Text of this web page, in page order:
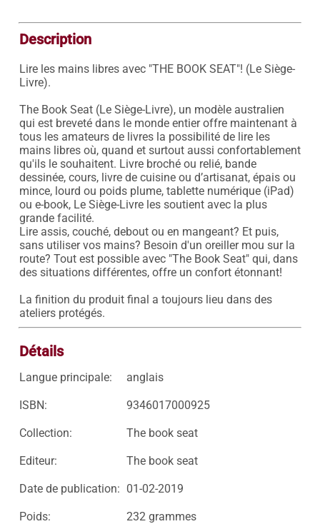
Description
Lire les mains libres avec "THE BOOK SEAT"! (Le Siège-
Livre).
The Book Seat (Le Siège-Livre), un modèle australien
qui est breveté dans le monde entier offre maintenant à
tous les amateurs de livres la possibilité de lire les
mains libres où, quand et surtout aussi confortablement
qu'ils le souhaitent. Livre broché ou relié, bande
dessinée, cours, livre de cuisine ou d’artisanat, épais ou
mince, lourd ou poids plume, tablette numérique (iPad)
ou e-book, Le Siège-Livre les soutient avec la plus
grande facilité.
Lire assis, couché, debout ou en mangeant? Et puis,
sans utiliser vos mains? Besoin d'un oreiller mou sur la
route? Tout est possible avec "The Book Seat" qui, dans
des situations différentes, offre un confort étonnant!
La finition du produit final a toujours lieu dans des
Détails
Langue principale: anglais
ISBN: 9346017000925
Collection: The book seat
Editeur: The book seat
Date de publication: 01-02-2019
Poids: 232 grammes